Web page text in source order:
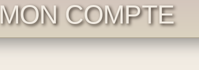
MON COMPTE